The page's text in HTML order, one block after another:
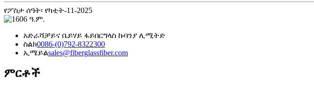
የፖስታ ሰዓት፡ የካቲት-11-2025
አድራሻቻይና ቤይሃይ ፋይበርግላስ ኩባንያ ሊሚትድ
ስልክ0086-(0)792-8322300
ኢሜይልsales@fiberglassfiber.com
ምርቶች